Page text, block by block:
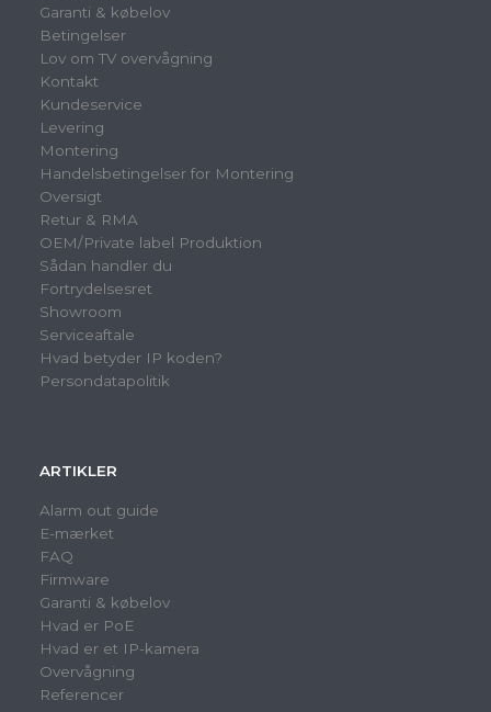
Garanti & købelov
Betingelser
Lov om TV overvågning
Kontakt
Kundeservice
Levering
Montering
Handelsbetingelser for Montering
Oversigt
Retur & RMA
OEM/Private label Produktion
Sådan handler du
Fortrydelsesret
Showroom
Serviceaftale
Hvad betyder IP koden?
Persondatapolitik
ARTIKLER
Alarm out guide
E-mærket
FAQ
Firmware
Garanti & købelov
Hvad er PoE
Hvad er et IP-kamera
Overvågning
Referencer